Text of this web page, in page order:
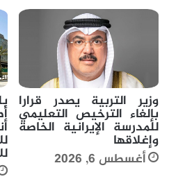
وزير التربية يصدر قرارا
بإلغاء الترخيص التعليمي
للمدرسة الإيرانية الخاصة
وإغلاقها
أغسطس 6, 2026